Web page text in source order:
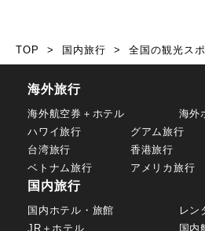
TOP 国内旅行 全国の観光ス
海外旅行
海外航空券＋ホテル
海外
ハワイ旅行
グアム旅行
台湾旅行
香港旅行
ベトナム旅行
アメリカ旅行
国内旅行
国内ホテル・旅館
レン
JR＋ホテル
国内